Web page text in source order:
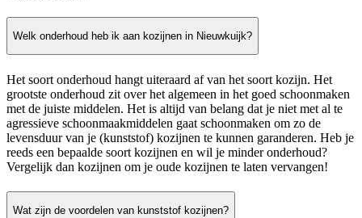
Welk onderhoud heb ik aan kozijnen in Nieuwkuijk?
Het soort onderhoud hangt uiteraard af van het soort kozijn. Het
grootste onderhoud zit over het algemeen in het goed schoonmaken
met de juiste middelen. Het is altijd van belang dat je niet met al te
agressieve schoonmaakmiddelen gaat schoonmaken om zo de
levensduur van je (kunststof) kozijnen te kunnen garanderen. Heb je
reeds een bepaalde soort kozijnen en wil je minder onderhoud?
Vergelijk dan kozijnen om je oude kozijnen te laten vervangen!
Wat zijn de voordelen van kunststof kozijnen?